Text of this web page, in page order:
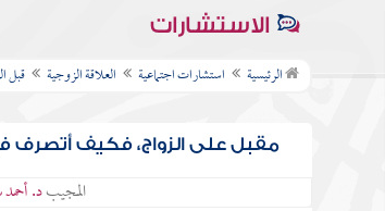
الاستشارات
الرئيسية استشارات اجتماعية العلاقة الزوجية قبل
مقبل على الزواج، فكيف أتصرف
المجيبد.